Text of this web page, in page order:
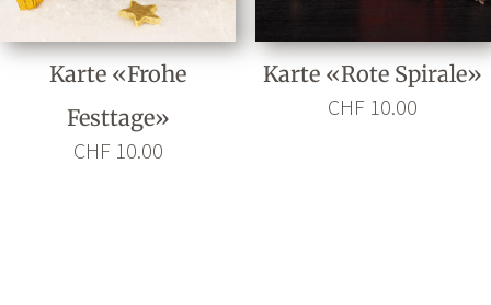
Karte «Frohe
Festtage»
CHF10.00
Karte «Rote Spirale»
CHF 10.00